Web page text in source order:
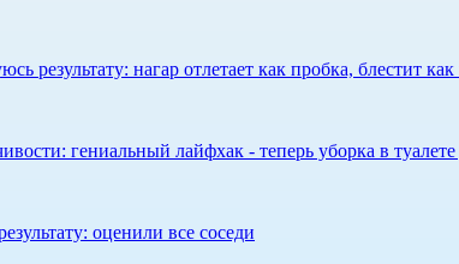
результату: нагар отлетает как пробка, блестит как
гениальный лайфхак - теперь уборка в туалете
оценили все соседи